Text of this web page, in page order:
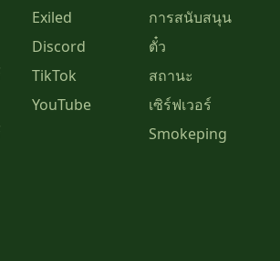
Exiled
Discord
TikTok
YouTube
การสนับสนุน
ตั๋ว
สถานะ
เซิร์ฟเวอร์
Smokeping